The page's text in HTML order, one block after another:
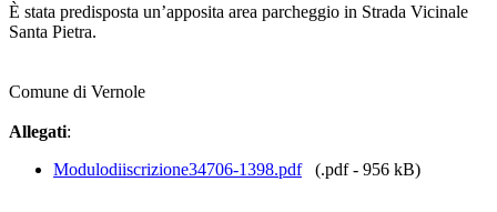
È stata predisposta un’apposita area parcheggio in Strada Vicinale
Santa Pietra.
Comune di Vernole
Allegati:
Modulodiiscrizione34706-1398.pdf(.pdf - 956 kB)